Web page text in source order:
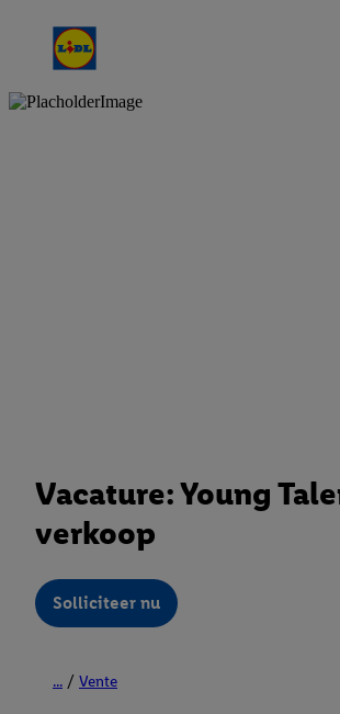
Vacature: Young
verkoop
Solliciteer nu
... Vente